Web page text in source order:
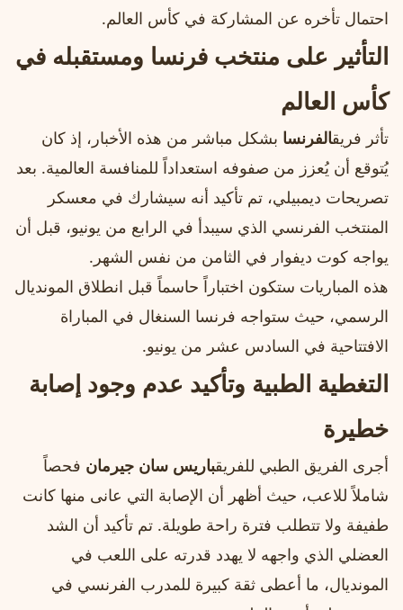
احتمال تأخره عن المشاركة في كأس العالم.
التأثير على منتخب فرنسا ومستقبله في
كأس العالم
تأثر فريقالفرنسا بشكل مباشر من هذه الأخبار، إذ كان
يُتوقع أن يُعزز من صفوفه استعداداً للمنافسة العالمية. بعد
تصريحات ديمبيلي، تم تأكيد أنه سيشارك في معسكر
المنتخب الفرنسي الذي سيبدأ في الرابع من يونيو، قبل أن
يواجه كوت ديفوار في الثامن من نفس الشهر.
هذه المباريات ستكون اختباراً حاسماً قبل انطلاق المونديال
الرسمي، حيث ستواجه فرنسا السنغال في المباراة
الافتتاحية في السادس عشر من يونيو.
التغطية الطبية وتأكيد عدم وجود إصابة
خطيرة
أجرى الفريق الطبي للفريقباريس سان جيرمان فحصاً
شاملاً للاعب، حيث أظهر أن الإصابة التي عانى منها كانت
طفيفة ولا تتطلب فترة راحة طويلة. تم تأكيد أن الشد
العضلي الذي واجهه لا يهدد قدرته على اللعب في
المونديال، ما أعطى ثقة كبيرة للمدرب الفرنسي في